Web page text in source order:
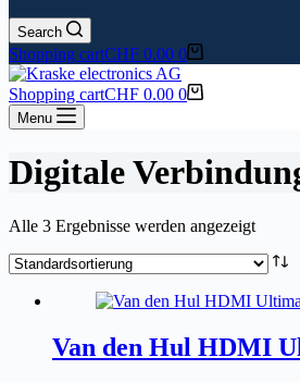
Search
Shopping cartCHF 0.00 0
Shopping cartCHF 0.00 0
Menu
Digitale
Alle 3 Ergebnisse werden angezeigt
Van den Hul HDMI